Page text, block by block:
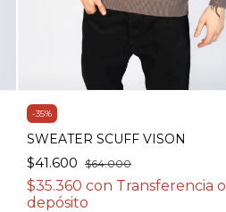
-35%
SWEATER SCUFF VISON
$41.600 $64.000
$35.360 con Transferencia o
depósito